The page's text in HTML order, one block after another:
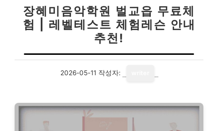
장혜미음악학원 벌교읍 무료체
험 | 레벨테스트 체험레슨 안내
추천!
2026-05-11 작성자: